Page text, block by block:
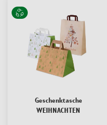
Geschenktasche
WEIHNACHTEN